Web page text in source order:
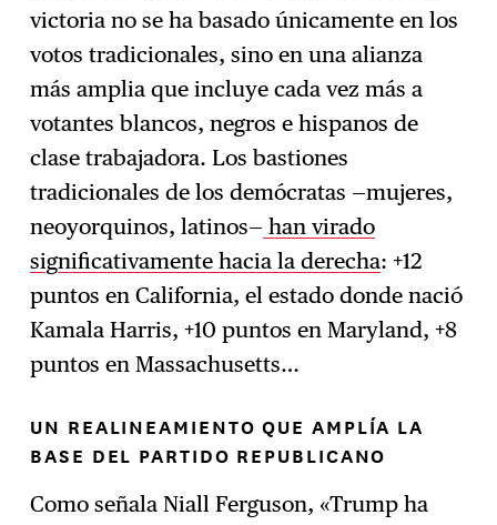
victoria no se ha basado únicamente en los
votos tradicionales, sino en una alianza
más amplia que incluye cada vez más a
votantes blancos, negros e hispanos de
clase trabajadora. Los bastiones
tradicionales de los demócratas —mujeres,
neoyorquinos, latinos— han virado
significativamente hacia la derecha: +12
puntos en California, el estado donde nació
Kamala Harris, +10 puntos en Maryland, +8
puntos en Massachusetts…
UN REALINEAMIENTO QUE AMPLÍA LA
BASE DEL PARTIDO REPUBLICANO
Como señala Niall Ferguson, «Trump ha